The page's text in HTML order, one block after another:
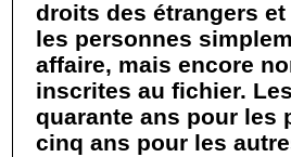
droits des étrangers
les personnes
affaire, mais encore
inscrites au fichier.
quarante ans pour les
cinq ans pour les